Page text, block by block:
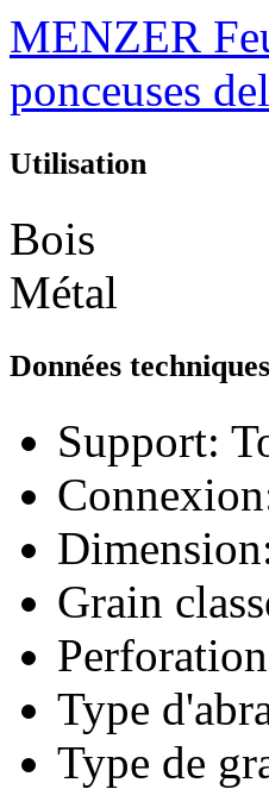
MENZER
ponceuses
Utilisation
Bois
Métal
Données techniques
Support:
Grain
Type
Type de